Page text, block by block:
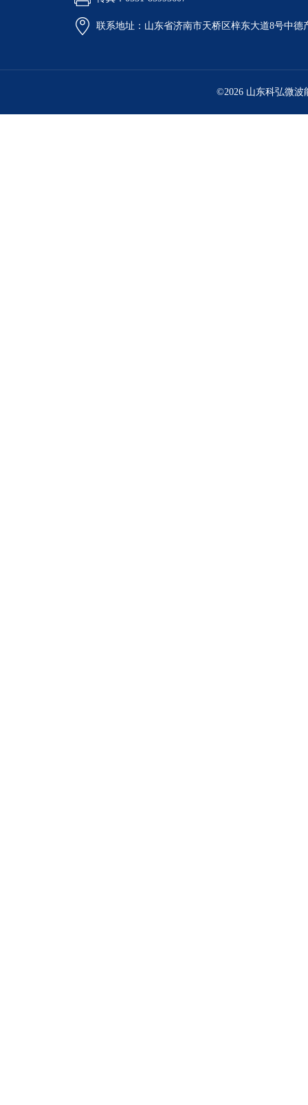
联系地址：山东省济南市天桥区梓东大道8号中德
©2026 山东科弘微